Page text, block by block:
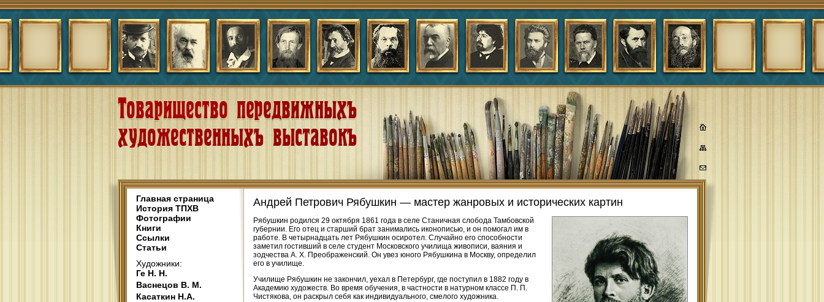
Главная страница
История ТПХВ
Фотографии
Книги
Ссылки
Статьи
Художники:
Ге Н. Н.
Васнецов В. М.
Касаткин Н.А.
Андрей Петрович Рябушкин — мастер жанровых и исторических картин
Рябушкин родился 29 октября 1861 года в селе Станичная слобода Тамбовской
губернии. Его отец и старший брат занимались иконописью, и он помогал им в
работе. В четырнадцать лет Рябушкин осиротел. Случайно его способности
заметил гостивший в селе студент Московского училища живописи, ваяния и
зодчества А. Х. Преображенский. Он увез юного Рябушкина в Москву, определил
его в училище.
Училище Рябушкин не закончил, уехал в Петербург, где поступил в 1882 году в
Академию художеств. Во время обучения, в частности в натурном классе П. П.
Чистякова, он раскрыл себя как индивидуального, смелого художника.